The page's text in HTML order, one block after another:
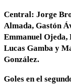
Central: Jorge
Almada, Gastón
Emmanuel
Lucas Gamba y
González.
Goles en el